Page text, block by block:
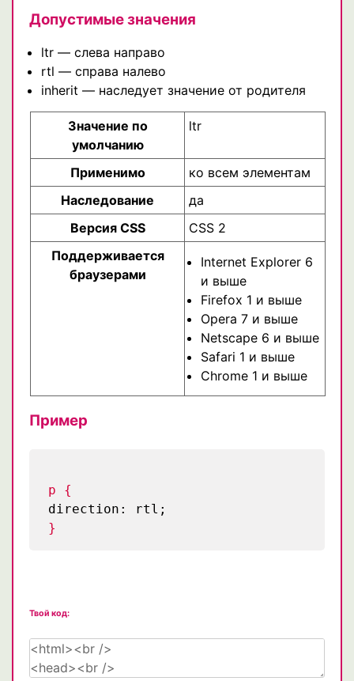
Допустимые значения
ltr — слева направо
rtl — справа налево
inherit — наследует значение от родителя
Значение по
умолчанию
ltr
Применимо
ко всем элементам
Наследование
да
Версия CSS
CSS 2
Поддерживается
браузерами
Internet Explorer 6
и выше
Firefox 1 и выше
Opera 7 и выше
Netscape 6 и выше
Safari 1 и выше
Chrome 1 и выше
Пример
p {
direction: rtl;
}
Твой код: